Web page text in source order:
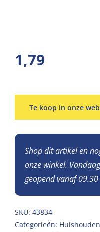
1,79
Te koop in onze
Shop dit artikel en
onze winkel.
geopend vanaf 09.30
SKU: 43834
Categorieën: Huishouden